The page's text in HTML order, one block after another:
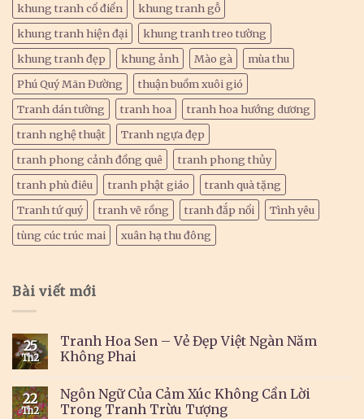
khung tranh cổ điển
khung tranh gỗ
khung tranh hiện đại
khung tranh treo tường
khung tranh đẹp
khung ảnh Mào gà
mùa thu
Phú Quý Mãn Đường
thuận buồm xuôi gió
Tranh dán tường
tranh hoa
tranh hoa hướng dương
tranh nghệ thuật
Tranh ngựa đẹp
tranh phong cảnh đồng quê
tranh phong thủy
tranh phù điêu
tranh phật giáo
tranh quà tặng
Tranh tứ quý
tranh vẽ rồng tranh đắp nổi
Tình yêu
tùng cúc trúc mai
xuân hạ thu đông
Bài viết mới
25
Th2
Tranh Hoa Sen – Vẻ Đẹp Việt Ngàn Năm
Không Phai
22
Th2
Ngôn Ngữ Của Cảm Xúc Không Cần Lời
Trong Tranh Trừu Tượng